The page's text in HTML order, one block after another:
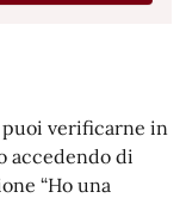
puoi verificarne in
accedendo di
“Ho una